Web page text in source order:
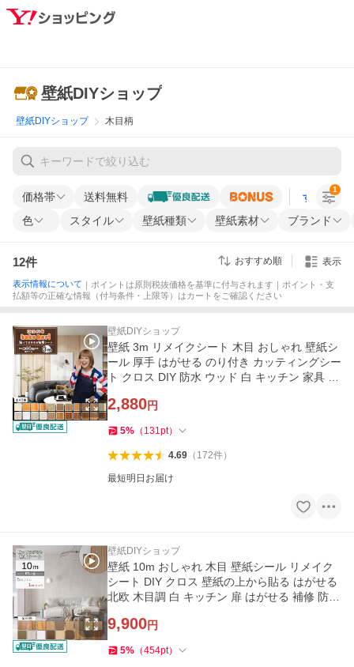
壁紙DIYショップ
壁紙DIYショップ 木目柄
価格帯 送料無料 すべての条
色 スタイル 壁紙種類 壁紙素材 ブランド
1
12件 おすすめ順 表示
表示情報について ｜ポイントは原則税抜価格を基準に付与されます｜ポイント・支
払額等の正確な情報（付与条件・上限等）はカートをご確認ください
壁紙DIYショップ
壁紙 3m リメイクシート 木目 おしゃれ 壁紙シ
ール 厚手 はがせる のり付き カッティングシー
ト クロス DIY 防水 ウッド 白 キッチン 家具 冷
2,880円
5% （ 131pt）
4.69（ 172件）
最短明日お届け
壁紙DIYショップ
壁紙 10m おしゃれ 木目 壁紙シール リメイク
シート DIY クロス 壁紙の上から貼る はがせる
北欧 木目調 白 キッチン 扉 はがせる 補修 防水
9,900円
5% （454pt）